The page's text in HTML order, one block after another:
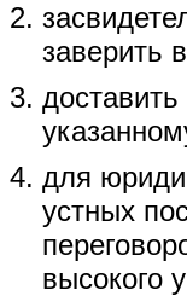
заверить
для
устных
высокого